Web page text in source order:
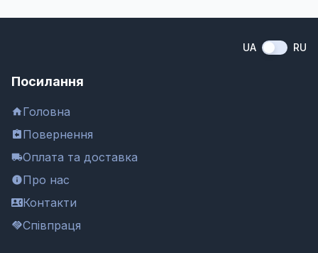
UA RU
Посилання
Головна
Повернення
Оплата та доставка
Про нас
Контакти
Співпраця